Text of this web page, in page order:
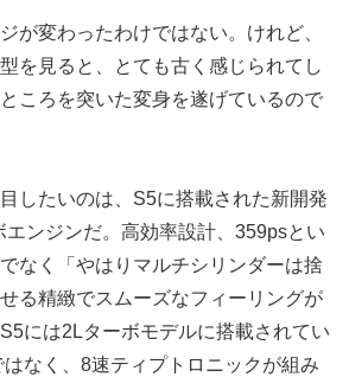
が変わったわけではない。けれど、
を見ると、とても古く感じられてし
ころを突いた変身を遂げているので
したいのは、S5に搭載された新開発
ンジンだ。高効率設計、359psとい
なく「やはりマルチシリンダーは捨
る精緻でスムーズなフィーリングが
には2Lターボモデルに搭載されてい
なく、8速ティプトロニックが組み